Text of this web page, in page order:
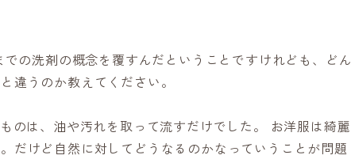
の洗剤の概念を覆すんだということですけれども、どん
違うのか教えてください。
のは、油や汚れを取って流すだけでした。 お洋服は綺麗
だけど自然に対してどうなるのかなっていうことが問題